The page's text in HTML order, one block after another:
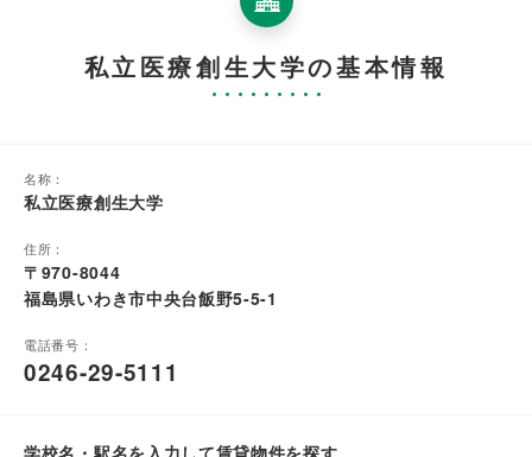
私立医療創生大学の基本情報
名称：
私立医療創生大学
住所：
〒970-8044
福島県いわき市中央台飯野5-5-1
電話番号：
0246-29-5111
学校名・駅名を入力して賃貸物件を探す